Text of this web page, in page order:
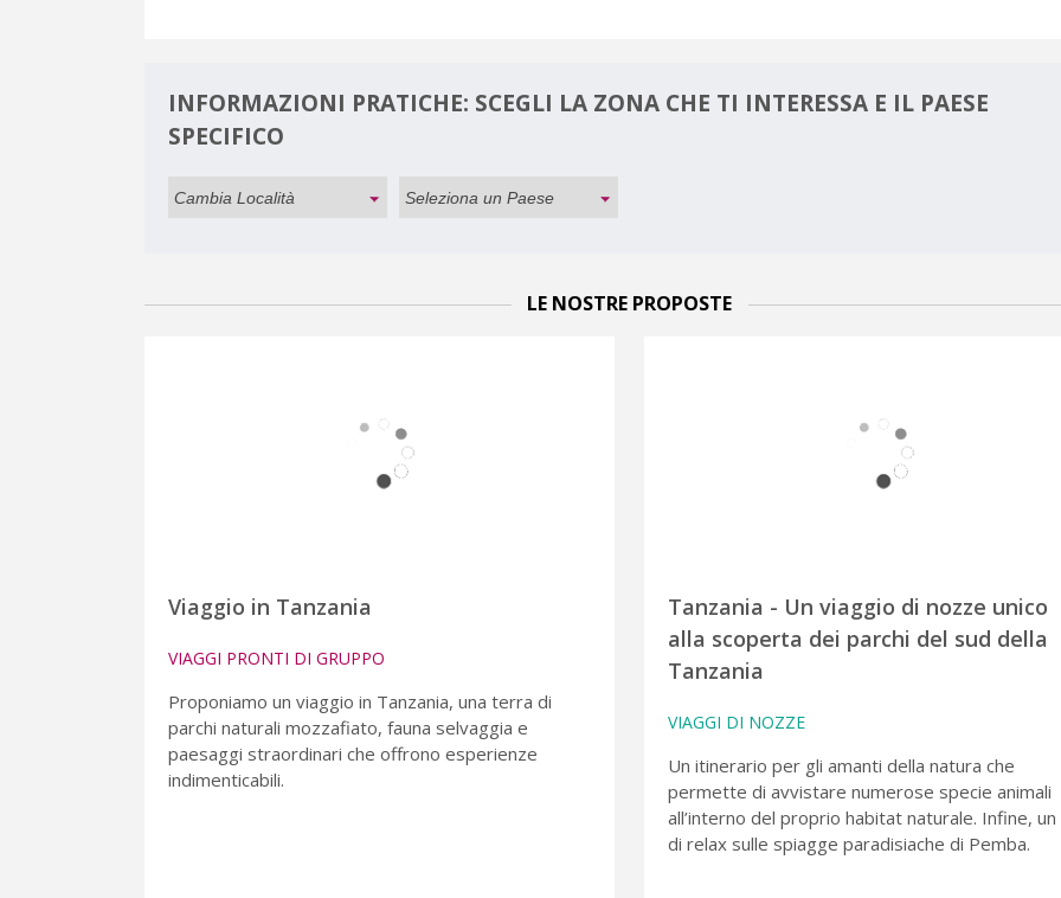
INFORMAZIONI PRATICHE: SCEGLI LA ZONA CHE TI INTERESSA E IL PAESE
SPECIFICO
LE NOSTRE PROPOSTE
Viaggio in Tanzania
VIAGGI PRONTI DI GRUPPO
Proponiamo un viaggio in Tanzania, una terra di
parchi naturali mozzafiato, fauna selvaggia e
paesaggi straordinari che offrono esperienze
indimenticabili.
Tanzania - Un viaggio di nozze unico
alla scoperta dei parchi del sud della
Tanzania
VIAGGI DI NOZZE
Un itinerario per gli amanti della natura che
permette di avvistare numerose specie animali
all’interno del proprio habitat naturale. Infine, un
di relax sulle spiagge paradisiache di Pemba.